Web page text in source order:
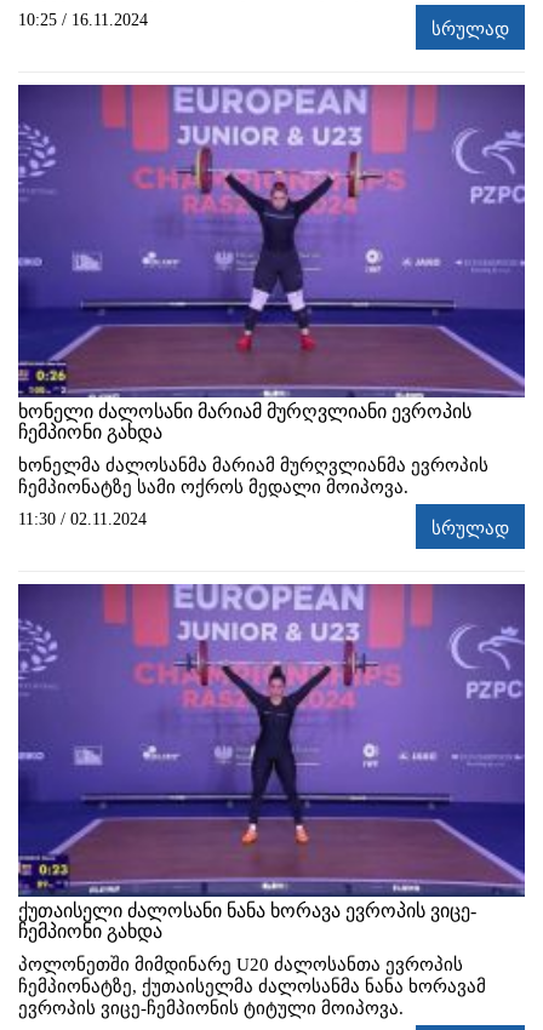
10:25 / 16.11.2024 სრულად
ხონელი ძალოსანი მარიამ მურღვლიანი ევროპის
ჩემპიონი გახდა
ხონელმა ძალოსანმა მარიამ მურღვლიანმა ევროპის
ჩემპიონატზე სამი ოქროს მედალი მოიპოვა.
11:30 / 02.11.2024 სრულად
ქუთაისელი ძალოსანი ნანა ხორავა ევროპის ვიცე-
ჩემპიონი გახდა
პოლონეთში მიმდინარე U20 ძალოსანთა ევროპის
ჩემპიონატზე, ქუთაისელმა ძალოსანმა ნანა ხორავამ
ევროპის ვიცე-ჩემპიონის ტიტული მოიპოვა.